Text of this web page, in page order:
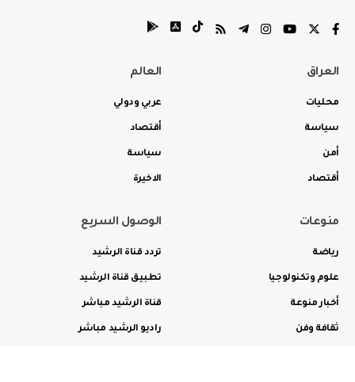
العراق
محليات
سياسة
أمن
أقتصاد
العالم
عربي ودولي
أقتصاد
سياسة
الاخيرة
منوعات
رياضة
علوم وتكنولوجيا
أخبار منوعة
ثقافة وفن
الوصول السريع
تردد قناة الرشيد
تطبيق قناة الرشيد
قناة الرشيد مباشر
راديو الرشيد مباشر